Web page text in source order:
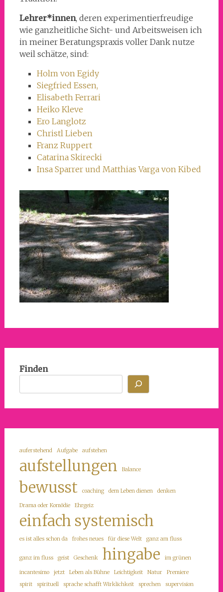
Lehrer*innen, deren experimentierfreudige
wie ganzheitliche Sicht- und Arbeitsweisen ich
in meiner Beratungspraxis voller Dank nutze
weil schätze, sind:
Holm von Egidy
Siegfried Essen,
Elisabeth Ferrari
Heiko Kleve
Ero Langlotz
Christl Lieben
Franz Ruppert
Catarina Skirecki
Insa Sparrer und Matthias Varga von Kibed
Finden
auferstehend Aufgabe aufstehen
aufstellungen Balance
bewusst coaching dem Leben dienen denken
Drama oder Komödie Ehrgeiz
einfach systemisch
es ist alles schon da frohes neues für diese Welt ganz am fluss
ganz im fluss geist Geschenk hingabe im grünen
incantesimo jetzt Leben als Bühne Leichtigkeit Natur
Premiere
spirit
spirituell sprache schafft Wirklichkeit sprechen
supervision